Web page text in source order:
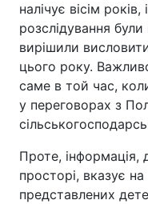
налічує вісім
розслідування
вирішили
цього року.
саме в той час,
у переговорах з
Проте, інформація,
просторі, вказує на
представлених